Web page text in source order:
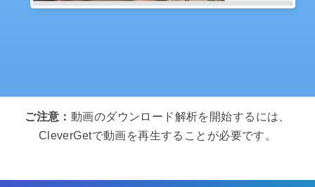
ご注意： 動画のダウンロード解析を開始するには、
CleverGetで動画を再生することが必要です。